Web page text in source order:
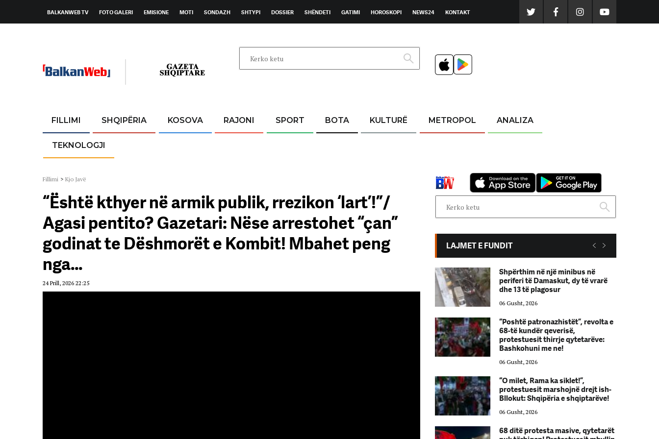
BALKANWEB TV FOTO GALERI EMISIONE MOTI SONDAZH SHTYPI DOSSIER SHËNDETI GATIMI HOROSKOPI NEWS24 KONTAKT
FILLIMI SHQIPËRIA KOSOVA RAJONI SPORT BOTA KULTURË METROPOL ANALIZA
TEKNOLOGJI
Fillimi > Kjo Javë
“Është kthyer në armik publik, rrezikon ‘lart’!”/
Agasi pentito? Gazetari: Nëse arrestohet “çan”
godinat te Dëshmorët e Kombit! Mbahet peng
nga…
24 Prill, 2026 22:25
LAJMET E FUNDIT
dhe 13 të plagosur
Shpërthim në një minibus në
periferi të Damaskut, dy të vrarë
dhe 13 të plagosur
06 Gusht, 2026
“Poshtë patronazhistët”, revolta e
68-të kundër qeverisë,
protestuesit thirrje qytetarëve:
Bashkohuni me ne!
06 Gusht, 2026
“O milet, Rama ka siklet!”,
protestuesit marshojnë drejt ish-
Bllokut: Shqipëria e shqiptarëve!
06 Gusht, 2026
68 ditë protesta masive, qytetarët